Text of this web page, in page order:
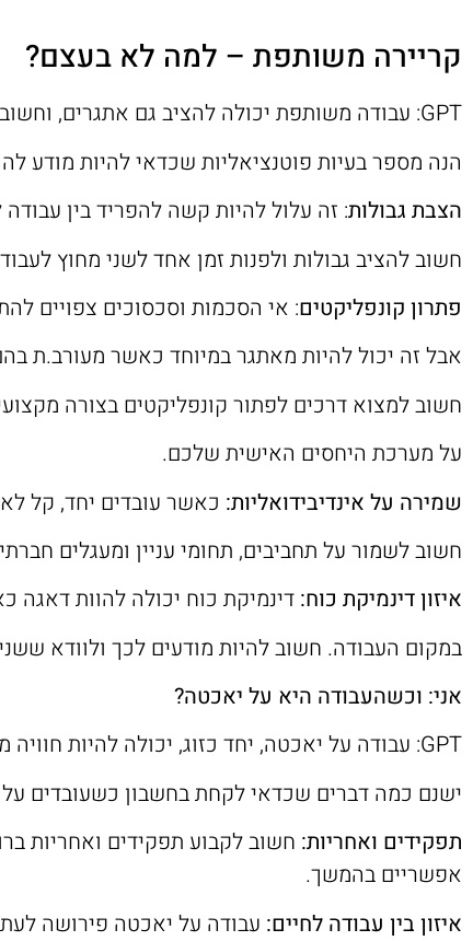
קריירה משותפת – למה לא בעצם?
GPT: עבודה משותפת יכולה להציב גם אתגרים, וחשוב לטפל בהם כדי לשמור על מערכת יחסים בריאה.
הנה מספר בעיות פוטנציאליות שכדאי להיות מודע
הצבת גבולות: זה עלול להיות קשה להפריד בין
חשוב להציב גבולות ולפנות זמן אחד לשני מחוץ
פתרון קונפליקטים: אי הסכמות וסכסוכים צפויים
אבל זה יכול להיות מאתגר במיוחד כאשר מעורב.ת
חשוב למצוא דרכים לפתור קונפליקטים בצורה
על מערכת היחסים האישית שלכם.
שמירה על אינדיבידואליות: כאשר עובדים יחד, קל
חשוב לשמור על תחביבים, תחומי עניין ומעגלים
איזון דינמיקת כוח: דינמיקת כוח יכולה להוות
במקום העבודה. חשוב להיות מודעים לכך ולוודא
אני: וכשהעבודה היא על יאכטה?
GPT: עבודה על יאכטה, יחד כזוג, יכולה להיות חוויה מרגשת וייחודית, אך היא גם מלווה בסט אתגרים משלה.
ישנם כמה דברים שכדאי לקחת בחשבון כשעובדים
תפקידים ואחריות: חשוב לקבוע תפקידים ואחריות
אפשריים בהמשך.
איזון בין עבודה לחיים: עבודה על יאכטה פירושה